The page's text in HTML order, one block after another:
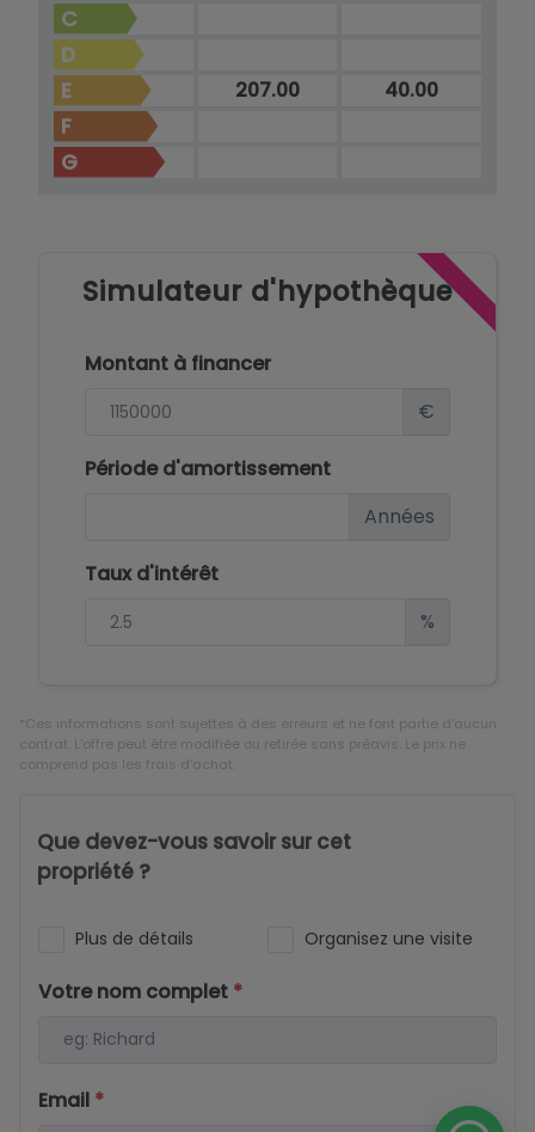
C
D
E
207.00 40.00
F
G
Simulateur d'hypothèque
Montant à financer
€
Période d'amortissement
Années
Taux d'intérêt
%
*Ces informations sont sujettes à des erreurs et ne font partie d'aucun
contrat. L'offre peut être modifiée ou retirée sans préavis. Le prix ne
comprend pas les frais d'achat.
Que devez-vous savoir sur cet
propriété ?
Plus de détails Organisez une visite
Votre nom complet *
Email *